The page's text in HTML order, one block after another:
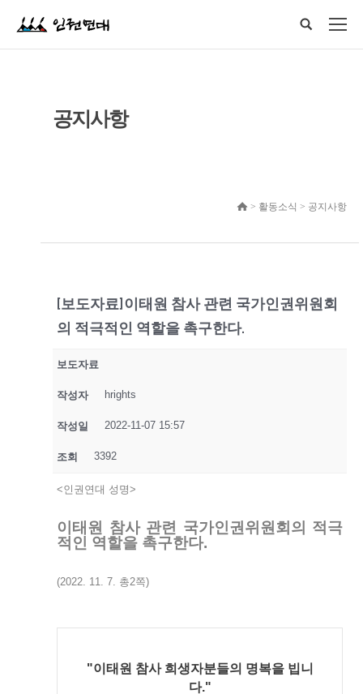
공지사항
> 활동소식 > 공지사항
[보도자료]이태원 참사 관련 국가인권위원회
의 적극적인 역할을 촉구한다.
보도자료
작성자 hrights
작성일 2022-11-07 15:57
조회 3392
<인권연대 성명>
이태원 참사 관련 국가인권위원회의 적극
적인 역할을 촉구한다.
(2022. 11. 7. 총2쪽)
"이태원 참사 희생자분들의 명복을 빕니
다."